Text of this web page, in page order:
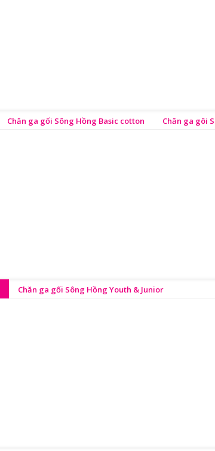
Chăn ga gối Sông Hồng Basic cotton Chăn ga gôi
Chăn ga gối Sông Hồng Youth & Junior